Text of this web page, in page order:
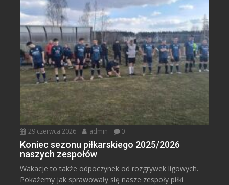
29 czerwca 2026 admin 0
Koniec sezonu piłkarskiego 2025/2026
naszych zespołów
Wakacje to także odpoczynek od rozgrywek ligowych.
Pokażemy jak sprawowały się nasze zespoły piłki